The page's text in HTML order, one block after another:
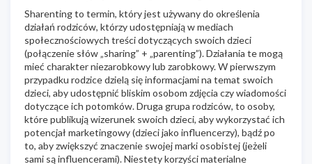
Sharenting to termin, który jest używany do określenia
działań rodziców, którzy udostępniają w mediach
społecznościowych treści dotyczących swoich dzieci
(połączenie słów „sharing” + „parenting”). Działania te mogą
mieć charakter niezarobkowy lub zarobkowy. W pierwszym
przypadku rodzice dzielą się informacjami na temat swoich
dzieci, aby udostępnić bliskim osobom zdjęcia czy wiadomości
dotyczące ich potomków. Druga grupa rodziców, to osoby,
które publikują wizerunek swoich dzieci, aby wykorzystać ich
potencjał marketingowy (dzieci jako influencerzy), bądź po
to, aby zwiększyć znaczenie swojej marki osobistej (jeżeli
sami są influencerami). Niestety korzyści materialne